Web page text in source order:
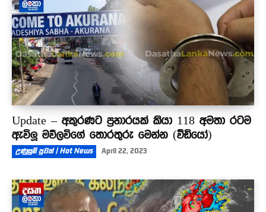
Update – අකුරණට ප්‍රහාරයක් කියා 118 අමතා රටම
ඇවිලූ මව්ලවිගේ තොරතුරු මෙන්න (වීඩියෝ)
උණුසුම් පුවත් | Hot News April 22, 2023